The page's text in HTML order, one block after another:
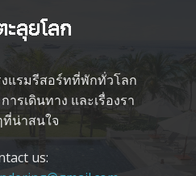
แรมรีสอร์ทที่พักทั่วโลก
รเดินทาง และเรื่องรา
ที่น่าสนใจ
us: